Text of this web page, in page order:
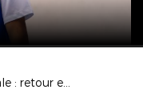
Assemblée Générale : retour en images – Juin 2025